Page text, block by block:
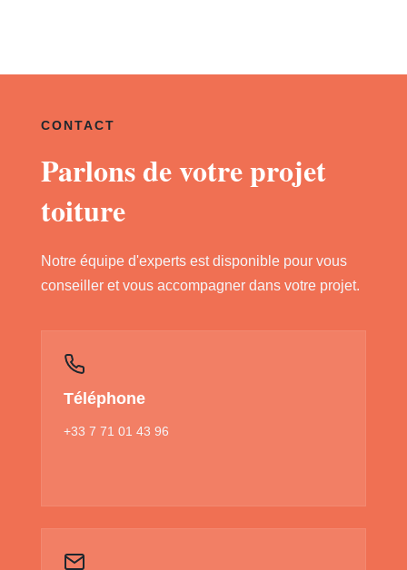
CONTACT
Parlons de votre projet
toiture
Notre équipe d'experts est disponible pour vous
conseiller et vous accompagner dans votre projet.
Téléphone
+33 7 71 01 43 96